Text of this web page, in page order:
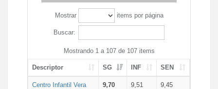
Mostrar items por página
Buscar:
Mostrando 1 a 107 de 107 items
Descriptor SG INF SEN
Centro Infantil Vera 9,70 9,51 9,45